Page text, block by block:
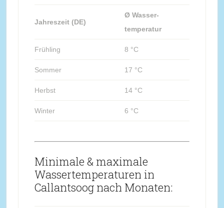
Jahreszeit (DE)
Ø Wasser-
temperatur
Frühling 8 °C
Sommer 17 °C
Herbst 14 °C
Winter 6 °C
Minimale & maximale
Wassertemperaturen in
Callantsoog nach Monaten: